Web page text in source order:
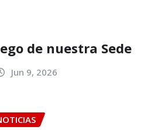
de nuestra Sede
Jun 9, 2026